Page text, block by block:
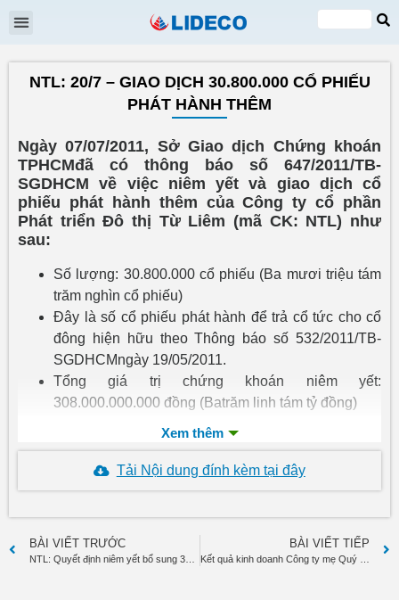
VI
EN
NTL: 20/7 – GIAO DỊCH 30.800.000 CỔ PHIẾU
PHÁT HÀNH THÊM
Ngày 07/07/2011, Sở Giao dịch Chứng khoán
TPHCMđã có thông báo số 647/2011/TB-
SGDHCM về việc niêm yết và giao dịch cổ
phiếu phát hành thêm của Công ty cổ phần
Phát triển Đô thị Từ Liêm (mã CK: NTL) như
sau:
Số lượng: 30.800.000 cổ phiếu (Ba mươi triệu tám
trăm nghìn cổ phiếu)
Đây là số cổ phiếu phát hành để trả cổ tức cho cổ
đông hiện hữu theo Thông báo số 532/2011/TB-
SGDHCMngày 19/05/2011.
Tổng giá trị chứng khoán niêm yết:
308.000.000.000 đồng (Batrăm linh tám tỷ đồng)
Ngày niêm yết có hiệu lực: 07/07/2011
Tải Nội dung đính kèm tại đây
BÀI VIẾT TRƯỚC BÀI VIẾT TIẾP